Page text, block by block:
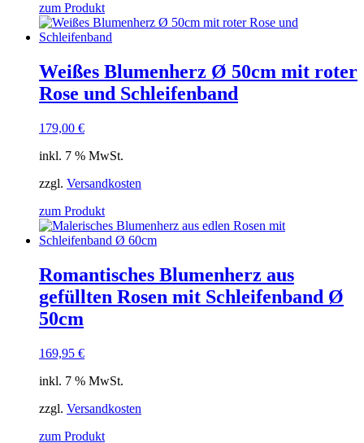
zum Produkt
Weißes Blumenherz Ø 50cm mit roter
Rose und Schleifenband
179,00 €
inkl. 7 % MwSt.
zzgl. Versandkosten
zum Produkt
Romantisches Blumenherz aus
gefüllten Rosen mit Schleifenband Ø
50cm
169,95 €
inkl. 7 % MwSt.
zzgl. Versandkosten
zum Produkt